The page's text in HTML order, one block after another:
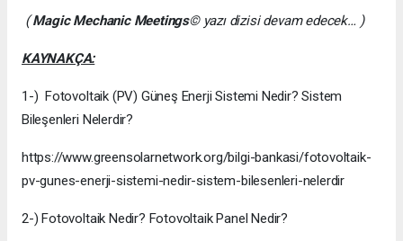
(Magic Mechanic Meetings© yazı dizisi devam edecek… )
KAYNAKÇA:
1-) Fotovoltaik (PV) Güneş Enerji Sistemi Nedir? Sistem
Bileşenleri Nelerdir?
https://www.greensolarnetwork.org/bilgi-bankasi/fotovoltaik-
pv-gunes-enerji-sistemi-nedir-sistem-bilesenleri-nelerdir
2-) Fotovoltaik Nedir? Fotovoltaik Panel Nedir?